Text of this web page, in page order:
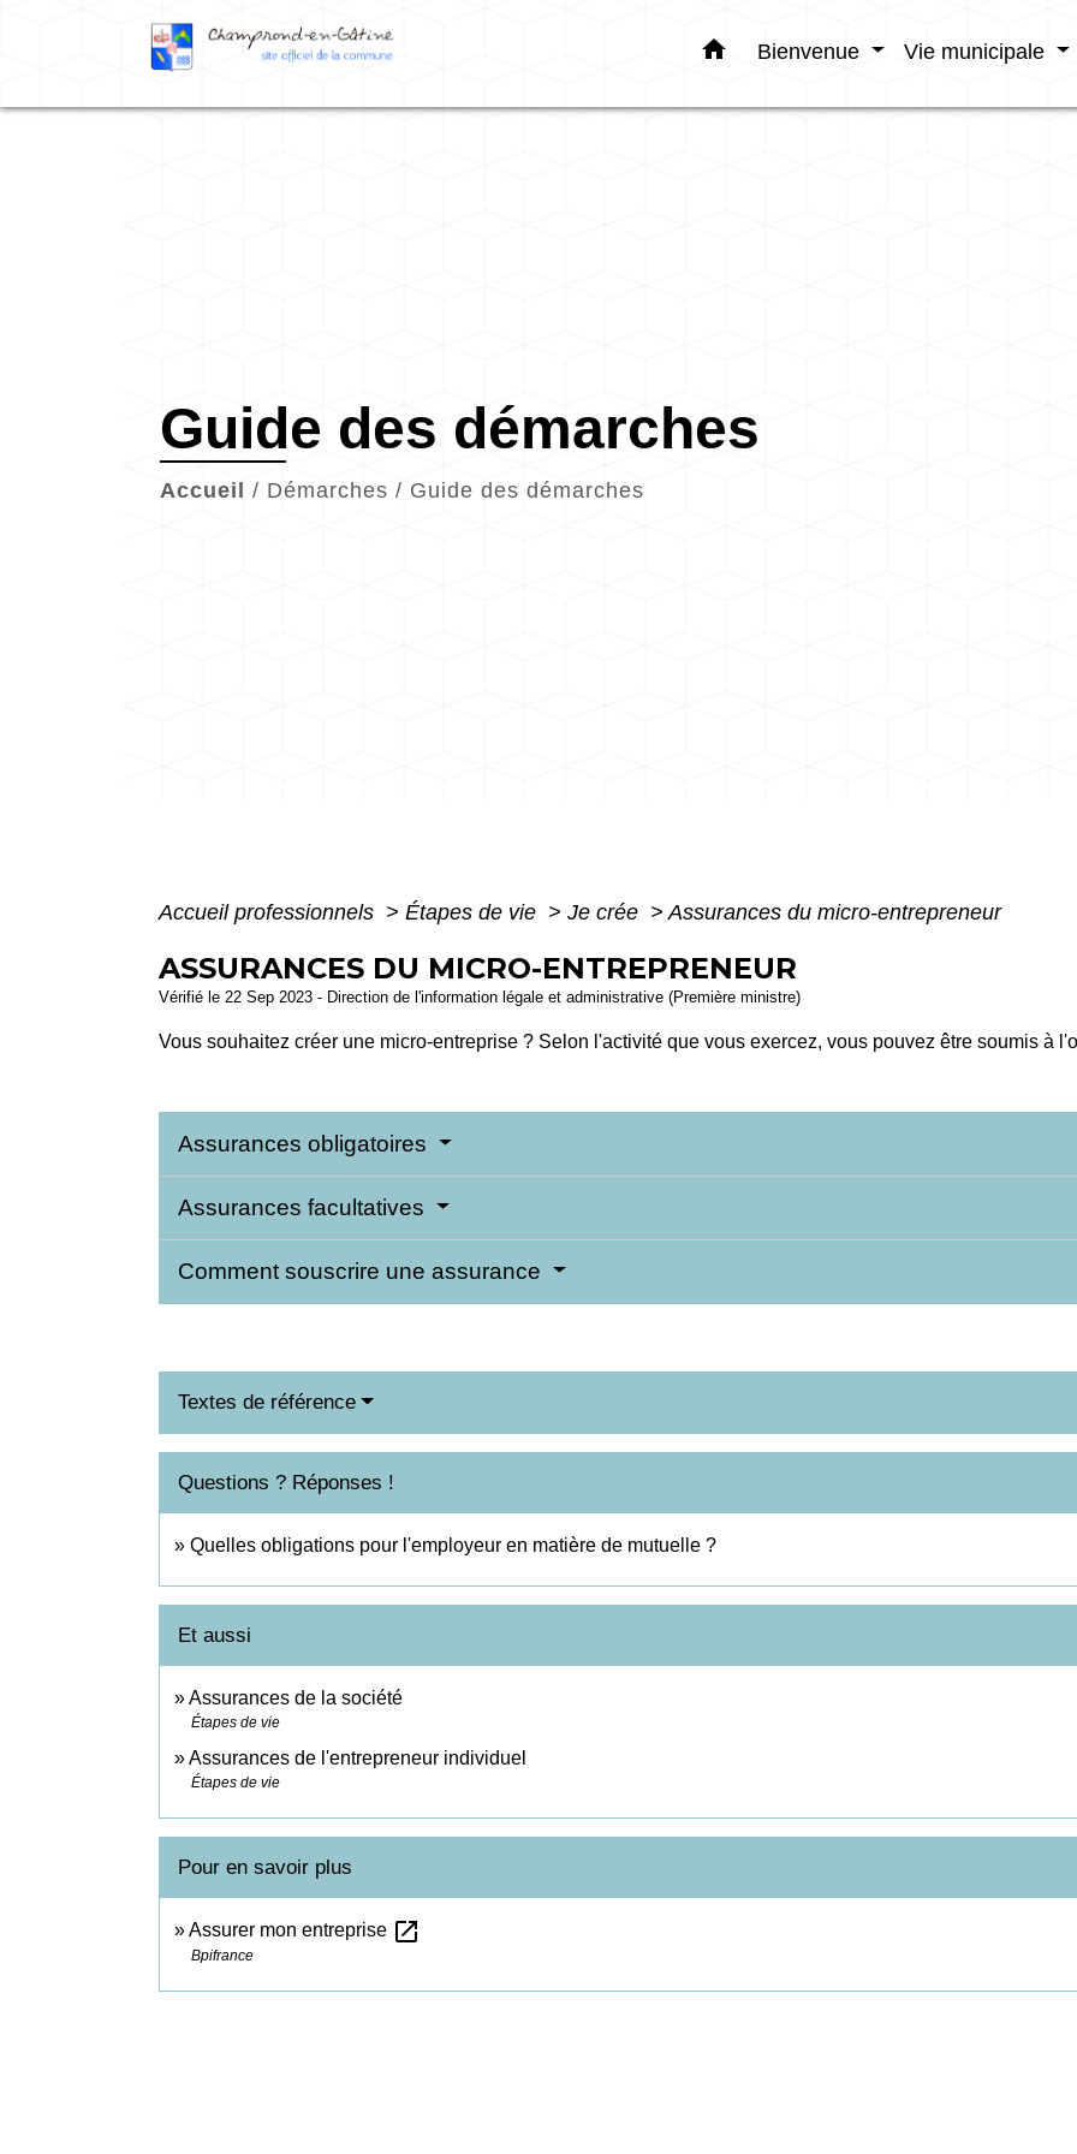
home Bienvenue Vie municipale
Guide des démarches
Accueil / Démarches / Guide des démarches
Accueil professionnels > Étapes de vie > Je crée > Assurances du micro-entrepreneur
ASSURANCES DU MICRO-ENTREPRENEUR
Vérifié le 22 Sep 2023 - Direction de l'information légale et administrative (Première ministre)
Vous souhaitez créer une micro-entreprise ? Selon l'activité que vous exercez, vous pouvez être soumis à
Assurances obligatoires
Assurances facultatives
Comment souscrire une assurance
Textes de référence
Questions ? Réponses !
Quelles obligations pour l'employeur en matière de mutuelle ?
Et aussi
Assurances de la société
Étapes de vie
Assurances de l'entrepreneur individuel
Étapes de vie
Pour en savoir plus
Assurer mon entreprise open_in_new
Bpifrance